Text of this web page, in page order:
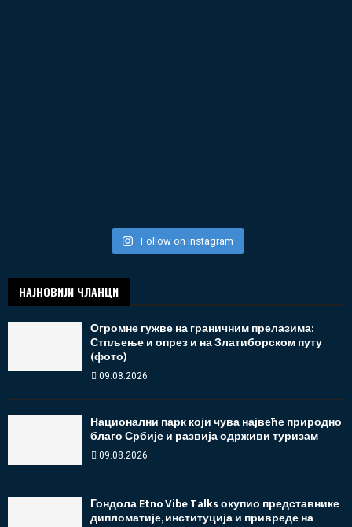
Follow on Instagram
НАЈНОВИЈИ ЧЛАНЦИ
Огромне гужве на граничним прелазима:
Стпљење и опрез и на Златиборском путу
(фото)
09.08.2026
Национални парк који чува највеће природно
благо Србије и развија одрживи туризам
09.08.2026
Гондола Etno Vibe Talks окупио представнике
дипломатије, институција и привреде на